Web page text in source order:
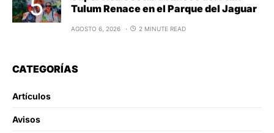
Tulum Renace en el Parque del Jaguar
AGOSTO 6, 2026 2 MINUTE READ
CATEGORÍAS
Artículos
Avisos